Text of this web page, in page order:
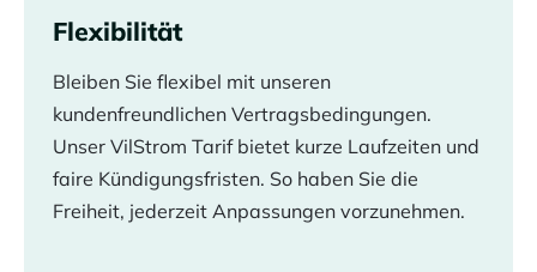
Flexibilität
Bleiben Sie flexibel mit unseren
kundenfreundlichen Vertragsbedingungen.
Unser VilStrom Tarif bietet kurze Laufzeiten und
faire Kündigungsfristen. So haben Sie die
Freiheit, jederzeit Anpassungen vorzunehmen.